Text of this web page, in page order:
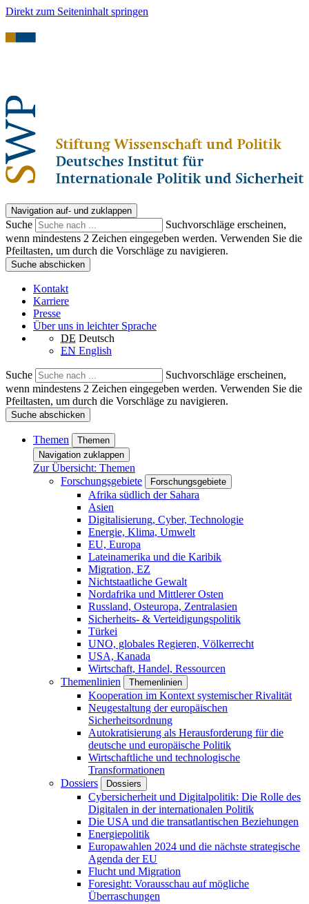
Direkt zum Seiteninhalt springen
Navigation auf- und zuklappen
Suche
Suchvorschläge erscheinen,
wenn mindestens 2 Zeichen eingegeben werden. Verwenden Sie die
Pfeiltasten, um durch die Vorschläge zu navigieren.
Suche abschicken
Kontakt
Karriere
Presse
Über uns in leichter Sprache
DE Deutsch
EN English
Suche
Suchvorschläge erscheinen,
wenn mindestens 2 Zeichen eingegeben werden. Verwenden Sie die
Pfeiltasten, um durch die Vorschläge zu navigieren.
Suche abschicken
Themen
Themen
Navigation zuklappen
Zur Übersicht: Themen
Forschungsgebiete
Forschungsgebiete
Afrika südlich der Sahara
Asien
Digitalisierung, Cyber, Technologie
Energie, Klima, Umwelt
EU, Europa
Lateinamerika und die Karibik
Migration, EZ
Nichtstaatliche Gewalt
Nordafrika und Mittlerer Osten
Russland, Osteuropa, Zentralasien
Sicherheits- & Verteidigungspolitik
Türkei
UNO, globales Regieren, Völkerrecht
USA, Kanada
Wirtschaft, Handel, Ressourcen
Themenlinien
Themenlinien
Kooperation im Kontext systemischer Rivalität
Neugestaltung der europäischen
Sicherheitsordnung
Autokratisierung als Herausforderung für die
deutsche und europäische Politik
Wirtschaftliche und technologische
Transformationen
Dossiers
Dossiers
Cybersicherheit und Digitalpolitik: Die Rolle des
Digitalen in der internationalen Politik
Die USA und die transatlantischen Beziehungen
Energiepolitik
Europawahlen 2024 und die nächste strategische
Agenda der EU
Flucht und Migration
Foresight: Vorausschau auf mögliche
Überraschungen